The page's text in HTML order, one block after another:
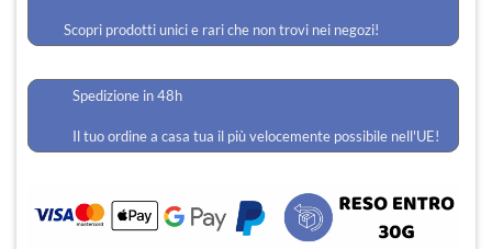
Scopri prodotti unici e rari che non trovi nei negozi!
Spedizione in 48h
Il tuo ordine a casa tua il più velocemente possibile nell'UE!